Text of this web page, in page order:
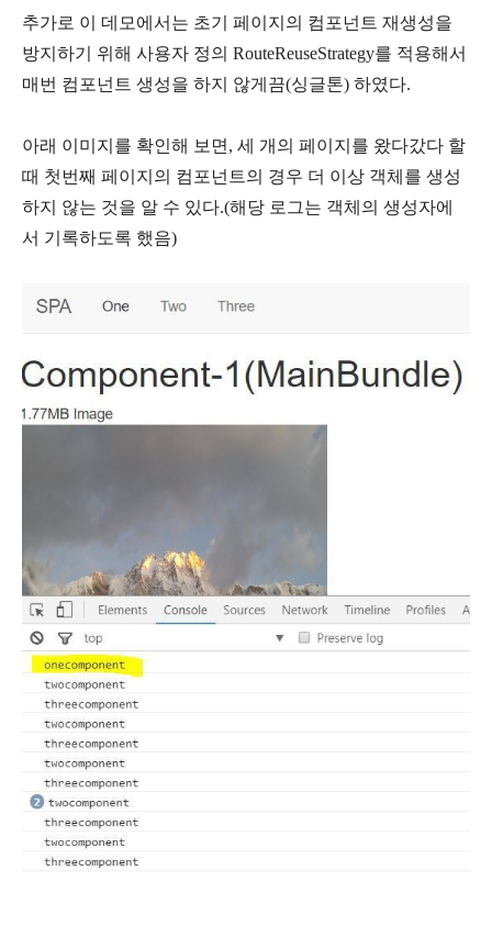
추가로 이 데모에서는 초기 페이지의 컴포넌트 재생성을
방지하기 위해 사용자 정의 RouteReuseStrategy를 적용해서
매번 컴포넌트 생성을 하지 않게끔(싱글톤) 하였다.
아래 이미지를 확인해 보면, 세 개의 페이지를 왔다갔다 할
때 첫번째 페이지의 컴포넌트의 경우 더 이상 객체를 생성
하지 않는 것을 알 수 있다.(해당 로그는 객체의 생성자에
서 기록하도록 했음)